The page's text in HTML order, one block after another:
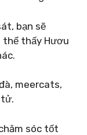
bạn sẽ
thể thấy Hươu
meercats,
sóc tốt